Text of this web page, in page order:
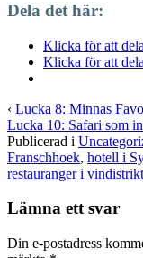
Dela det här:
Klicka för att
Klicka för att
‹ Lucka 8: Minnas
Lucka 10: Safari som
Publicerad i
Franschhoek, hotell i
restauranger i
Lämna ett svar
Din e-postadress